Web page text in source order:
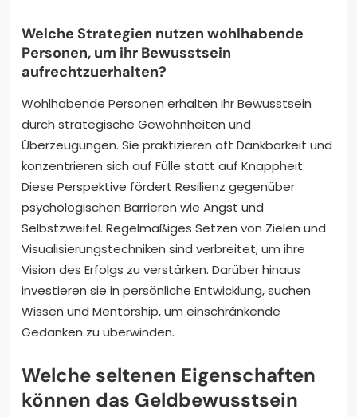
Welche Strategien nutzen wohlhabende
Personen, um ihr Bewusstsein
aufrechtzuerhalten?
Wohlhabende Personen erhalten ihr Bewusstsein
durch strategische Gewohnheiten und
Überzeugungen. Sie praktizieren oft Dankbarkeit und
konzentrieren sich auf Fülle statt auf Knappheit.
Diese Perspektive fördert Resilienz gegenüber
psychologischen Barrieren wie Angst und
Selbstzweifel. Regelmäßiges Setzen von Zielen und
Visualisierungstechniken sind verbreitet, um ihre
Vision des Erfolgs zu verstärken. Darüber hinaus
investieren sie in persönliche Entwicklung, suchen
Wissen und Mentorship, um einschränkende
Gedanken zu überwinden.
Welche seltenen Eigenschaften
können das Geldbewusstsein